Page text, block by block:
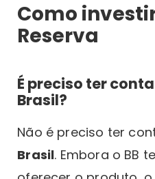
Como
Reserva
É preciso ter
Brasil?
Não é preciso ter
Brasil. Embora o BB